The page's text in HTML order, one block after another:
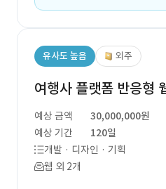
유사도 높음 외주
여행사 플랫폼 반응형
예상 금액
30,000,000원
예상 기간
120일
개발 · 디자인 · 기획
웹 외 2개